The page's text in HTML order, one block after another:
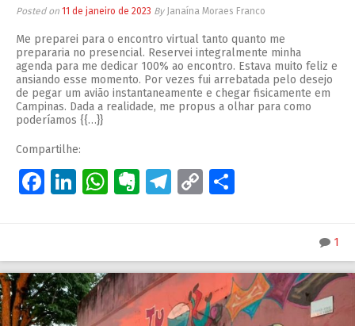
Posted on 11 de janeiro de 2023 By Janaína Moraes Franco
Me preparei para o encontro virtual tanto quanto me
prepararia no presencial. Reservei integralmente minha
agenda para me dedicar 100% ao encontro. Estava muito feliz e
ansiando esse momento. Por vezes fui arrebatada pelo desejo
de pegar um avião instantaneamente e chegar fisicamente em
Campinas. Dada a realidade, me propus a olhar para como
poderíamos {{…}}
Compartilhe:
Facebook
LinkedIn
WhatsApp
Evernote
Telegram
Copy
1